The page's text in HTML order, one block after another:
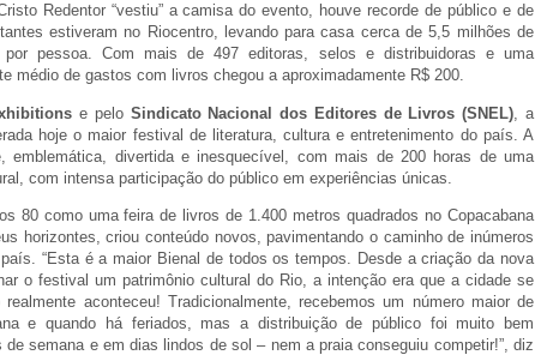
Redentor “vestiu” a camisa do evento, houve recorde de público e de
estiveram no Riocentro, levando para casa cerca de 5,5 milhões de
pessoa. Com mais de 497 editoras, selos e distribuidoras e uma
médio de gastos com livros chegou a aproximadamente R$ 200.
e pelo Sindicato Nacional dos Editores de Livros (SNEL) , a
hoje o maior festival de literatura, cultura e entretenimento do país. A
emblemática, divertida e inesquecível, com mais de 200 horas de uma
com intensa participação do público em experiências únicas.
80 como uma feira de livros de 1.400 metros quadrados no Copacabana
horizontes, criou conteúdo novos, pavimentando o caminho de inúmeros
“Esta é a maior Bienal de todos os tempos. Desde a criação da nova
o festival um patrimônio cultural do Rio, a intenção era que a cidade se
aconteceu! Tradicionalmente, recebemos um número maior de
e quando há feriados, mas a distribuição de público foi muito bem
semana e em dias lindos de sol – nem a praia conseguiu competir!”, diz